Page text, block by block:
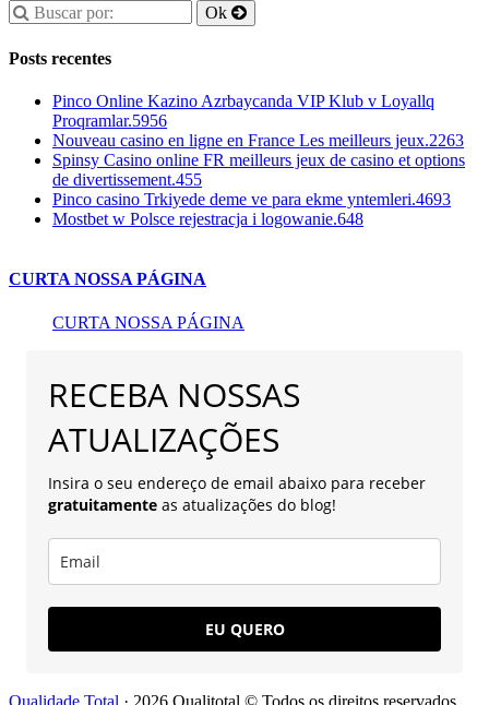
Posts recentes
Pinco Online Kazino Azrbaycanda VIP Klub v Loyallq
Proqramlar.5956
Nouveau casino en ligne en France Les meilleurs jeux.2263
Spinsy Casino online FR meilleurs jeux de casino et options
de divertissement.455
Pinco casino Trkiyede deme ve para ekme yntemleri.4693
Mostbet w Polsce rejestracja i logowanie.648
CURTA NOSSA PÁGINA
CURTA NOSSA PÁGINA
RECEBA NOSSAS
ATUALIZAÇÕES
Insira o seu endereço de email abaixo para receber
gratuitamente as atualizações do blog!
EU QUERO
Qualidade Total · 2026 Qualitotal © Todos os direitos reservados